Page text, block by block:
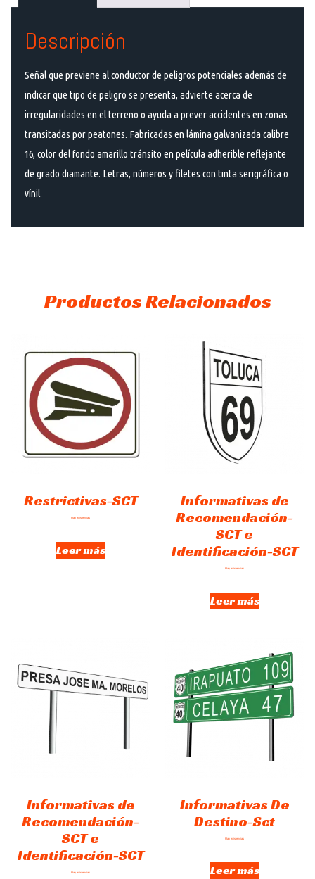
Descripción
Señal que previene al conductor de peligros potenciales además de
indicar que tipo de peligro se presenta, advierte acerca de
irregularidades en el terreno o ayuda a prever accidentes en zonas
transitadas por peatones. Fabricadas en lámina galvanizada calibre
16, color del fondo amarillo tránsito en película adherible reflejante
de grado diamante. Letras, números y filetes con tinta serigráfica o
vínil.
Productos Relacionados
Restrictivas-SCT
Hay existencias
Leer más
Informativas de
Recomendación-
SCT e
Identificación-SCT
Hay existencias
Leer más
Informativas de
Recomendación-
SCT e
Identificación-SCT
Hay existencias
Informativas De
Destino-Sct
Hay existencias
Leer más